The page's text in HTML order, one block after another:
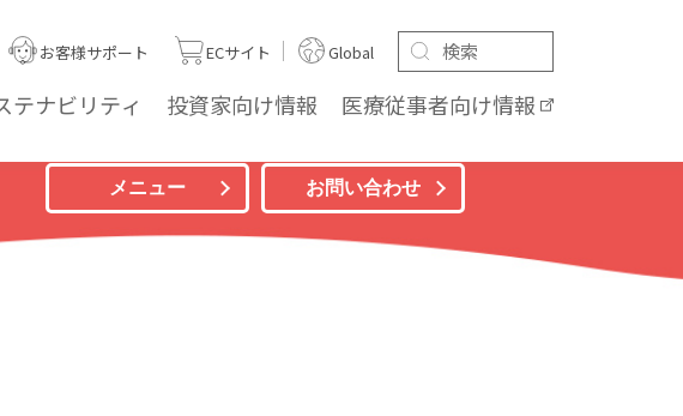
テナビリティ 投資家向け情報 医療従事者向け情報
お客様サポート ECサイト Global
メニュー お問い合わせ